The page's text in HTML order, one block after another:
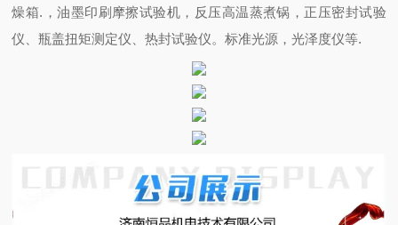
燥箱. ，油墨印刷摩擦试验机，反压高温蒸煮锅，正压密封试验
仪、瓶盖扭矩测定仪、热封试验仪。标准光源，光泽度仪等.